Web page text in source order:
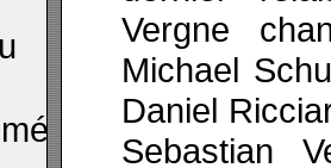
Vergne
Michael
Daniel
Sebastian